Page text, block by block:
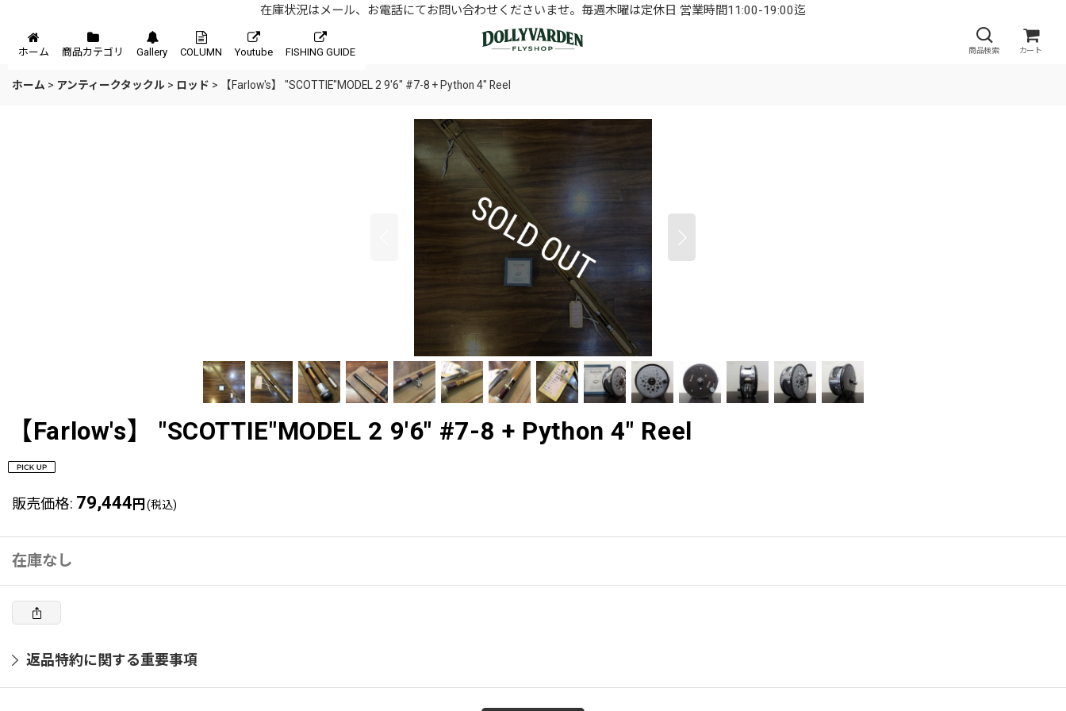
在庫状況はメール、お電話にてお問い合わせくださいませ。毎週木曜は定休日 営業時間11:00-19:00迄
メニュー 商品検索 カート
ホーム 商品カテゴリ Gallery COLUMN Youtube FISHING GUIDE
ホーム > アンティークタックル > ロッド > 【Farlow's】 "SCOTTIE"MODEL 2 9'6" #7-8 + Python 4" Reel
【Farlow's】 "SCOTTIE"MODEL 2 9'6" #7-8 + Python 4" Reel
販売価格: 79,444 円 (税込)
在庫なし
返品特約に関する重要事項